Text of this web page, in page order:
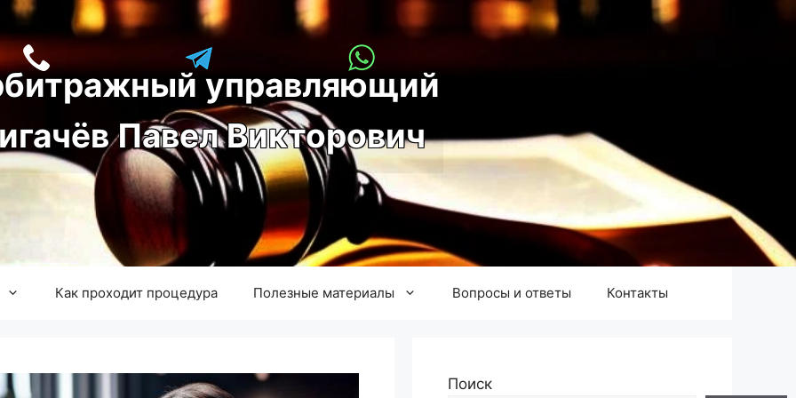
управляющий
игачёв Павел Викторович
Как проходит процедура Полезные материалы Вопросы и ответы Контакты
Поиск